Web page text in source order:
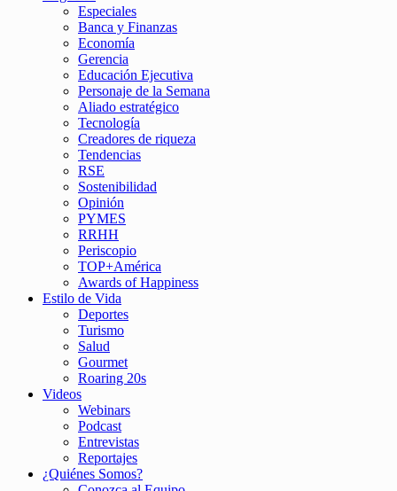
Especiales
Banca y Finanzas
Economía
Gerencia
Educación Ejecutiva
Personaje de la Semana
Aliado estratégico
Tecnología
Creadores de riqueza
Tendencias
RSE
Sostenibilidad
Opinión
PYMES
RRHH
Periscopio
TOP+América
Awards of Happiness
Estilo de Vida
Deportes
Turismo
Salud
Gourmet
Roaring 20s
Videos
Webinars
Podcast
Entrevistas
Reportajes
¿Quiénes Somos?